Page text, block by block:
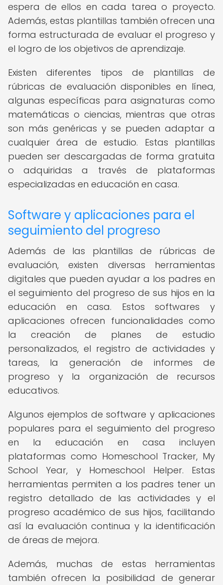
espera de ellos en cada tarea o proyecto.
Además, estas plantillas también ofrecen una
forma estructurada de evaluar el progreso y
el logro de los objetivos de aprendizaje.
Existen diferentes tipos de plantillas de
rúbricas de evaluación disponibles en línea,
algunas específicas para asignaturas como
matemáticas o ciencias, mientras que otras
son más genéricas y se pueden adaptar a
cualquier área de estudio. Estas plantillas
pueden ser descargadas de forma gratuita
o adquiridas a través de plataformas
especializadas en educación en casa.
Software y aplicaciones para el
seguimiento del progreso
Además de las plantillas de rúbricas de
evaluación, existen diversas herramientas
digitales que pueden ayudar a los padres en
el seguimiento del progreso de sus hijos en la
educación en casa. Estos softwares y
aplicaciones ofrecen funcionalidades como
la creación de planes de estudio
personalizados, el registro de actividades y
tareas, la generación de informes de
progreso y la organización de recursos
educativos.
Algunos ejemplos de software y aplicaciones
populares para el seguimiento del progreso
en la educación en casa incluyen
plataformas como Homeschool Tracker, My
School Year, y Homeschool Helper. Estas
herramientas permiten a los padres tener un
registro detallado de las actividades y el
progreso académico de sus hijos, facilitando
así la evaluación continua y la identificación
de áreas de mejora.
Además, muchas de estas herramientas
también ofrecen la posibilidad de generar